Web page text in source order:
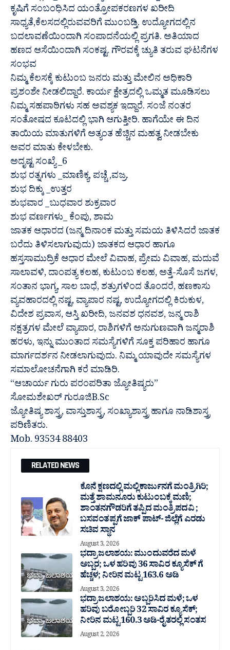
ಕೃಷಿಗೆ ಸಂಬಂಧಿಸಿದ ಯಂತ್ರೋಪಕರಣಗಳ ಖರೀದಿ
ಸಾಧ್ಯತೆ,ಕೆಲಸದಲ್ಲಿರುವವರಿಗೆ ಮುಂಬಡ್ತಿ. ಉದ್ಯೋಗದಲ್ಲಿನ
ಬದಲಾವಣೆಯಿಂದಾಗಿ ಸಂಪಾದನೆಯಲ್ಲಿ ಪ್ರಗತಿ. ಅತಿಯಾದ
ಹಣದ ಆಸೆಯಿಂದಾಗಿ ಸಂಕಷ್ಟ. ಗೌರವಕ್ಕೆ ಚ್ಯುತಿ ತರುವ ಘಟನೆಗಳ
ಸಂಭವ
ನಿಮ್ಮ ಕೆಲಸಕ್ಕೆ ಕುಟುಂಬ ಜನರು ಮತ್ತು ಮೇಲಿನ ಅಧಿಕಾರಿ
ಪ್ರಶಂಶೇ ನೀಡಲಿದ್ದಾರೆ. ಕಾರ್ಯ ಕ್ಷೇತ್ರದಲ್ಲಿ ಒಮ್ಮತ ಮೂಡಿಸಲು
ನಿಮ್ಮ ಸಹಪಾಠಿಗಳು ಸಹ ಅವಶ್ಯಕ ಇದ್ದಾರೆ. ಸಂಜೆ ನಂತರ
ಸಂತೋಷದ ಕೂಟದಲ್ಲಿ ಭಾಗಿ ಆಗುತ್ತೀರಿ. ಹಾಗೆಯೇ ಈ ದಿನ
ತಾಯಿಯ ಮಾತುಗಳಿಗೆ ಅತ್ಯಂತ ಹೆಚ್ಚಿನ ಮಹತ್ವ ನೀಡಬೇಕು
ಅವರ ಮಾತು ಕೇಳಬೇಕು.
ಅದೃಷ್ಟ ಸಂಖ್ಯೆ _6
ಶುಭ ರತ್ನಗಳು _ಮಾಣಿಕ್ಯ, ಪಚ್ಚೆ ,ವಜ್ರ.
ಶುಭ ದಿಕ್ಕು _ಉತ್ತರ
ಶುಭವಾರ _ಬುಧವಾರ ಶುಕ್ರವಾರ
ಶುಭ ವರ್ಣಗಳು_ ಕೆಂಪು, ಶಾಮ
ಜಾತಕ ಆಧಾರದ (ಜನ್ಮ ದಿನಾಂಕ ಮತ್ತು ಸಮಯ ತಿಳಿಸಿದರೆ ಜಾತಕ
ಬರೆದು ತಿಳಿಸಲಾಗುವುದು) ಜಾತಕದ ಆಧಾರ ಹಾಗೂ
ಹಸ್ತಸಾಮುದ್ರಿಕೆ ಆಧಾರ ಮೇಲೆ ವಿವಾಹ, ಪ್ರೇಮ ವಿವಾಹ, ಮದುವೆ
ಸಾಲಾವಳಿ, ದಾಂಪತ್ಯ ಕಲಹ, ಕುಟುಂಬ ಕಲಹ, ಅತ್ತೆ-ಸೊಸೆ ಜಗಳ,
ಸಂತಾನ ಭಾಗ್ಯ, ಸಾಲ ಬಾಧೆ, ಶತ್ರುಗಳಿಂದ ತೊಂದರೆ, ಹಣಕಾಸು
ವ್ಯವಹಾರದಲ್ಲಿ ನಷ್ಟ, ವ್ಯಾಪಾರ ನಷ್ಟ, ಉದ್ಯೋಗದಲ್ಲಿ ಕಿರುಕುಳ,
ವಿದೇಶ ಪ್ರವಾಸ, ಆಸ್ತಿ ಖರೀದಿ, ಜನವಶ ಧನವಶ, ಜನ್ಮ ರಾಶಿ
ನಕ್ಷತ್ರಗಳ ಮೇಲೆ ವ್ಯಾಪಾರ, ರಾಶಿಗಳಿಗೆ ಅನುಗುಣವಾಗಿ ಜನ್ಮರಾಶಿ
ಹರಳು, ಇನ್ನು ಮುಂತಾದ ಸಮಸ್ಯೆಗಳಿಗೆ ಸೂಕ್ತ ಪರಿಹಾರ ಹಾಗೂ
ಮಾರ್ಗದರ್ಶನ ನೀಡಲಾಗುವುದು. ನಿಮ್ಮ ಯಾವುದೇ ಸಮಸ್ಯೆಗಳ
ಸಮಾಲೋಚನೆಗಾಗಿ ಕರೆ ಮಾಡಿರಿ.
“ಆಚಾರ್ಯ ಗುರು ಪರಂಪರಿತಾ ಜ್ಯೋತಿಷ್ಯರು”
ಸೋಮಶೇಖರ್ ಗುರೂಜಿB.Sc
ಜ್ಯೋತಿಷ್ಯ ಶಾಸ್ತ್ರ, ವಾಸ್ತುಶಾಸ್ತ್ರ, ಸಂಖ್ಯಾಶಾಸ್ತ್ರ ಹಾಗೂ ನಾಡಿಶಾಸ್ತ್ರ
ಪರಿಣಿತರು.
Mob. 93534 88403
RELATED NEWS
ಕೊನೆ ಕ್ಷಣದಲ್ಲಿ ಮಲ್ಲಿಕಾರ್ಜುನಗೆ ಮಂತ್ರಿಗಿರಿ;
ಮತ್ತೆ ಶಾಮನೂರು ಕುಟುಂಬಕ್ಕೆ ಮಣಿ;
ಶಾಂತನಗೌಡರಿಗೆ ತಪ್ಪಿದ ಮಂತ್ರಿ ಪದವಿ ;
ಬಸವಂತಪ್ಪಗೆ ಜಾಕ್ ಪಾಟ್- ಜಿಲ್ಲೆಗೆ ಎರಡು
ಸಚಿವ ಸ್ಥಾನ
August 3, 2026
ಭದ್ರಾ ಜಲಾಶಯ: ಮುಂದುವರೆದ ಮಳೆ
ಅಬ್ಬರ; ಒಳ ಹರಿವು 36 ಸಾವಿರ‌ ಕ್ಯೂಸೆಕ್ ಗೆ
ಹೆಚ್ಚಳ; ನೀರಿನ ಮಟ್ಟ 163.6 ಅಡಿ
August 3, 2026
ಭದ್ರಾ ಜಲಾಶಯ: ಅಬ್ಬರಿಸಿದ ಮಳೆ; ಒಳ
ಹರಿವು ಬರೋಬ್ಬರಿ 32 ಸಾವಿರ‌ ಕ್ಯೂಸೆಕ್;
ನೀರಿನ ಮಟ್ಟ 160.3 ಅಡಿ-ರೈತರಲ್ಲಿ ಸಂತಸ
August 2, 2026